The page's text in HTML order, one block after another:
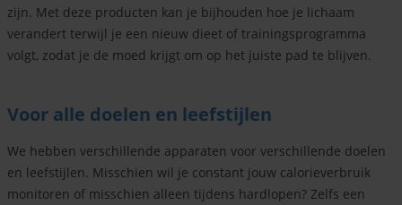
zijn. Met deze producten kan je bijhouden hoe je lichaam
verandert terwijl je een nieuw dieet of trainingsprogramma
volgt, zodat je de moed krijgt om op het juiste pad te blijven.
Voor alle doelen en leefstijlen
We hebben verschillende apparaten voor verschillende doelen
en leefstijlen. Misschien wil je constant jouw calorieverbruik
monitoren of misschien alleen tijdens hardlopen? Zelfs een